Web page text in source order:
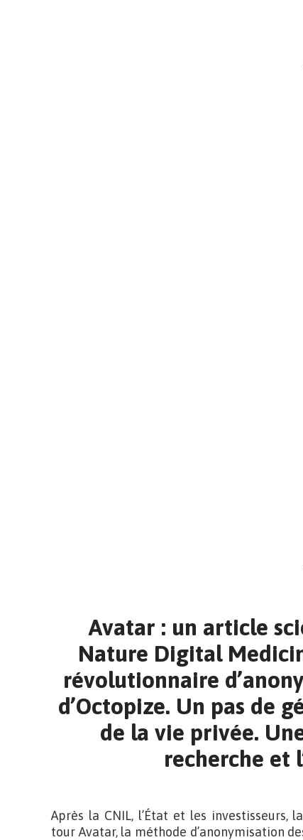
Avatar : un article
Nature Digital
révolutionnaire
d’Octopize. Un pas de
de la vie privée.
recherche et
Après la CNIL, l’État et les investisseurs,
tour Avatar, la méthode d’anonymisation